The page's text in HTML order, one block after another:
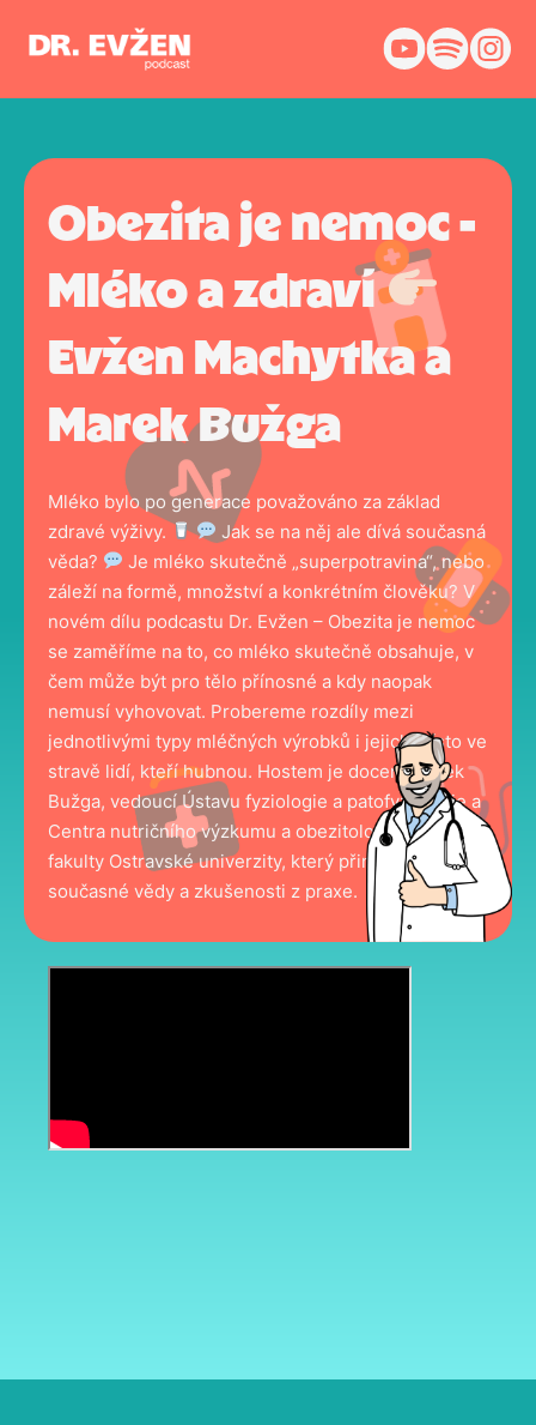
Obezita je nemoc -
Mléko a zdraví
Evžen Machytka a
Marek Bužga
Mléko bylo po generace považováno za základ
zdravé výživy.
Jak se na něj ale dívá současná
věda?
Je mléko skutečně „superpotravina“, nebo
záleží na formě, množství a konkrétním člověku? V
novém dílu podcastu Dr. Evžen – Obezita je nemoc
se zaměříme na to, co mléko skutečně obsahuje, v
čem může být pro tělo přínosné a kdy naopak
nemusí vyhovovat. Probereme rozdíly mezi
jednotlivými typy mléčných výrobků i jejich místo ve
stravě lidí, kteří hubnou. Hostem je docent Marek
Bužga, vedoucí Ústavu fyziologie a patofyziologie a
Centra nutričního výzkumu a obezitologie Lékařské
fakulty Ostravské univerzity, který přináší pohled
současné vědy a zkušenosti z praxe.